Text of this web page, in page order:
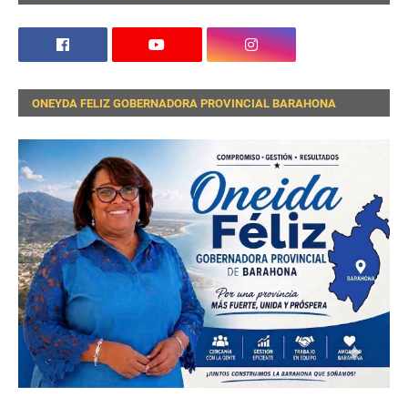
ONEYDA FELIZ GOBERNADORA PROVINCIAL BARAHONA